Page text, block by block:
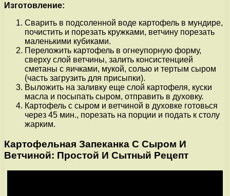
Изготовление:
Сварить в подсоленной воде картофель в мундире,
почистить и порезать кружками, ветчину порезать
маленькими кубиками.
Переложить картофель в огнеупорную форму,
сверху слой ветчины, залить консистенцией
сметаны с яичками, мукой, солью и тертым сыром
(часть загрузить для присыпки).
Выложить на заливку еще слой картофеля, куски
масла и посыпать сыром, отправить в духовку.
Картофель с сыром и ветчиной в духовке готовься
через 45 мин., порезать на порции и подать к столу
жарким.
Картофельная Запеканка С Сыром И
Ветчиной: Простой И Сытный Рецепт